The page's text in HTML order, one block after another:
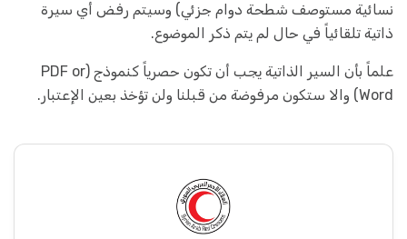
نسائية مستوصف شطحة دوام جزئي) وسيتم رفض أي سيرة
ذاتية تلقائياً في حال لم يتم ذكر الموضوع.
علماً بأن السير الذاتية يجب أن تكون حصرياً كنموذج (PDF or
Word) والا ستكون مرفوضة من قبلنا ولن تؤخذ بعين الإعتبار.